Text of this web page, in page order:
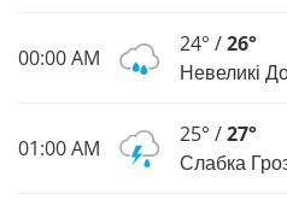
00:00 AM
24° /26°
Невеликі
01:00 AM
25° /27°
Слабка